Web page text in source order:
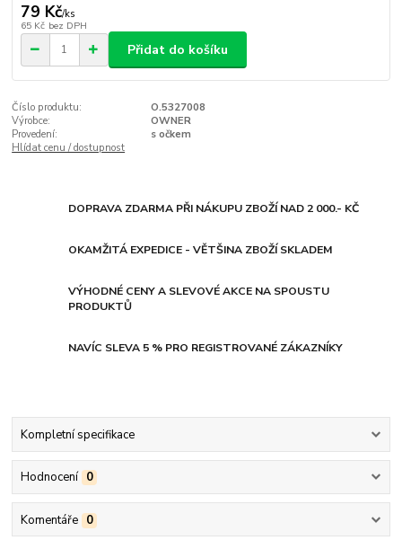
79 Kč/ks
65 Kč bez DPH
Přidat do košíku
Číslo produktu:
O.5327008
Výrobce:
OWNER
Provedení:
s očkem
Hlídat cenu / dostupnost
DOPRAVA ZDARMA PŘI NÁKUPU ZBOŽÍ NAD 2 000.- KČ
OKAMŽITÁ EXPEDICE - VĚTŠINA ZBOŽÍ SKLADEM
VÝHODNÉ CENY A SLEVOVÉ AKCE NA SPOUSTU
PRODUKTŮ
NAVÍC SLEVA 5 % PRO REGISTROVANÉ ZÁKAZNÍKY
Kompletní specifikace
Hodnocení 0
Komentáře 0